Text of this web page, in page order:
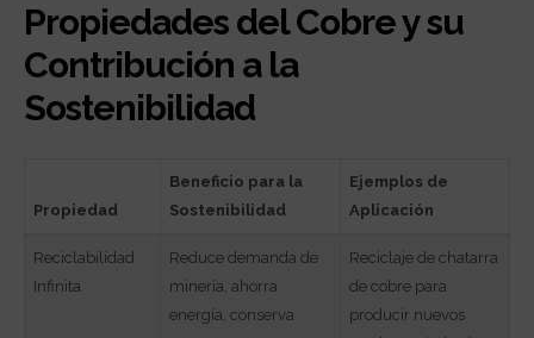
Propiedades del Cobre y su
Contribución a la
Sostenibilidad
Propiedad
Beneficio para la
Sostenibilidad
Ejemplos de
Aplicación
Reciclabilidad
Infinita
Reduce demanda de
minería, ahorra
energía, conserva
Reciclaje de chatarra
de cobre para
producir nuevos